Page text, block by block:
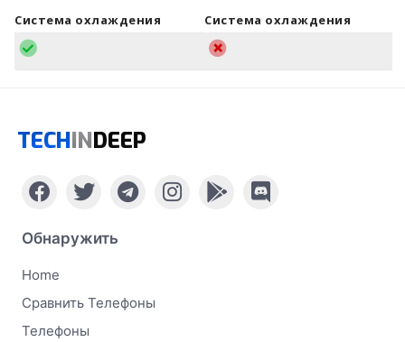
Система охлаждения Система охлаждения
TECHINDEEP
Обнаружить
Home
Сравнить Телефоны
Телефоны